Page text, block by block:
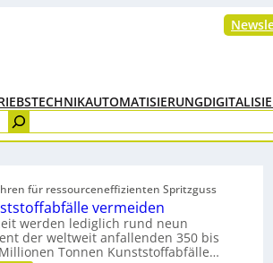
AUTOMATISIERUNG
für ressourceneffizienten Spritzguss
vermeiden
werden lediglich rund neun
der weltweit anfallenden 350 bis
Tonnen Kunststoffabfälle…